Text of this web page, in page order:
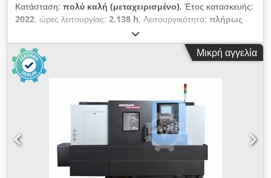
Κατάσταση: πολύ καλή (μεταχειρισμένο), Έτος κατασκευής:
2022, ώρες λειτουργίας: 2.138 h, Λειτουργικότητα: πλήρως
, μήκος τόρνευσης:
τορναρίσματος:450 χιλ., ισχύς κινητήρα ατράκτου:11 W,
ταχύτητα ατράκτου (ελάχ.):
, μέγιστη ταχύτητα
ατράκτου:
Χ:550 χιλ.
, ταχεία μετατόπιση
, ταχεία μετακίνηση άξονα Z:
είδος εισερχόμενου ρεύματος:τριφασικός, συνολικό ύψος:
4.100 χιλ., συνολικό πλάτος:
1.960 χιλ.
, μύτη ατράκτου: ASA 6 , συνολικό βάρος: 6.100 κιλ,
διάμετρος ατράκτου:210 χιλ. , Εξοπλισμός:τεκμηρίωση /
, Μεταχειρισμένο τόρνο 2 αξόνων με αριθμητικό
έλεγχο (CNC) Fanuc 0i-TF PLUS. Chjdpszrnqxefx Anqoa
Μικρή αγγελία